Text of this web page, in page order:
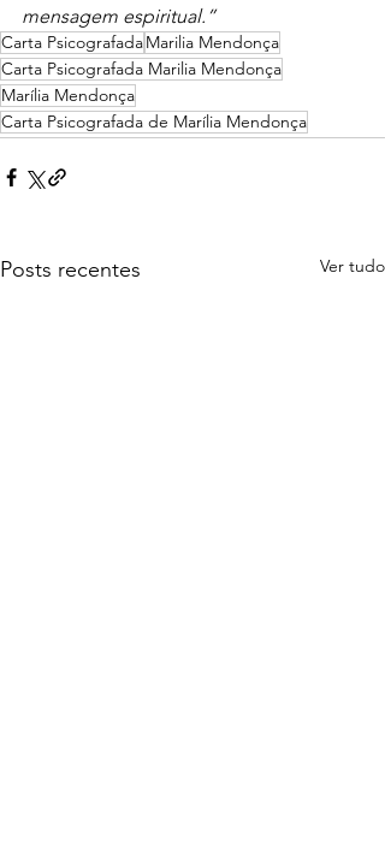
mensagem espiritual.”
Carta PsicografadaMarilia Mendonça
Carta Psicografada Marilia Mendonça
Marília Mendonça
Carta Psicografada de Marília Mendonça
Posts recentes Ver tudo